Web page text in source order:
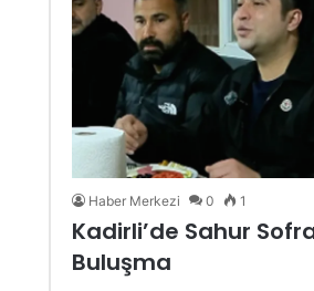
Haber Merkezi 0 1
Kadirli’de Sahur
Buluşma